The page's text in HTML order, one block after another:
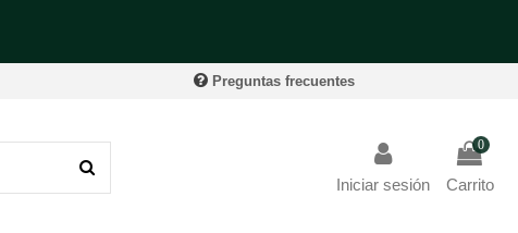
Preguntas frecuentes
Iniciar sesión
0
Carrito